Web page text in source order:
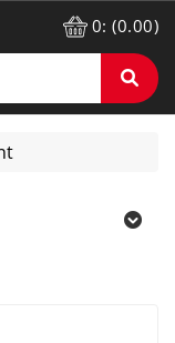
0: (0.00)